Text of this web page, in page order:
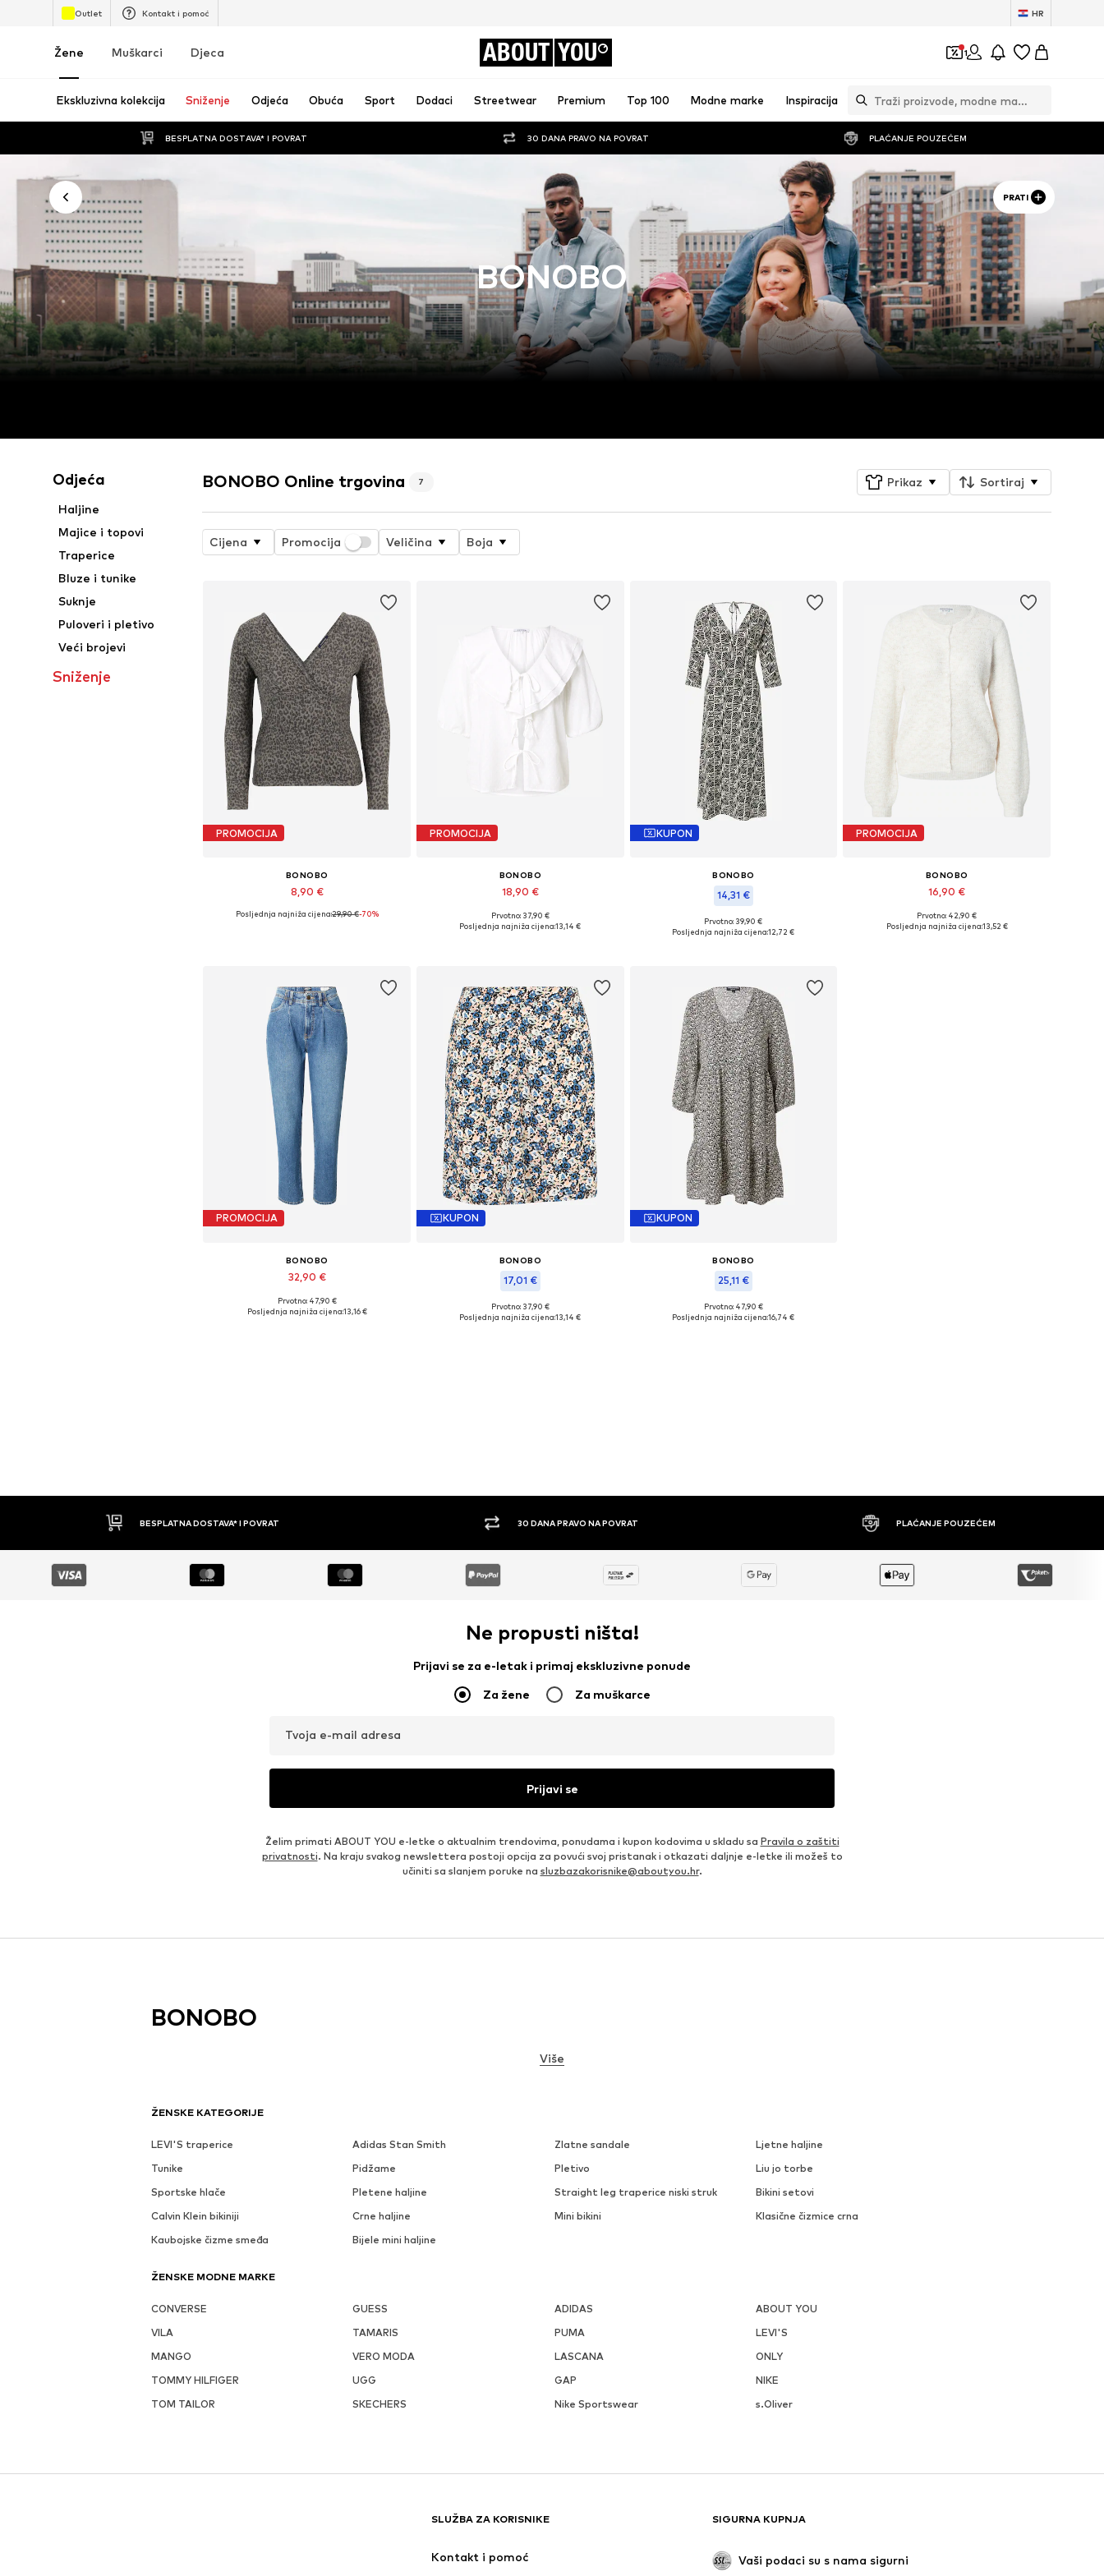
Outlet Kontakt i pomoć HR
Žene Muškarci Djeca ABOUT YOU 1
Ekskluzivna kolekcija Sniženje Odjeća Obuća Sport Dodaci Streetwear Premium Top 100 Modne marke Inspiracija
BESPLATNA DOSTAVA* I POVRAT 30 DANA PRAVO NA POVRAT PLAĆANJE POUZEĆEM
PRATI
BONOBO
Odjeća
Haljine
Majice i topovi
Traperice
Bluze i tunike
Suknje
Puloveri i pletivo
Veći brojevi
Sniženje
BONOBO Online trgovina 7 Prikaz Sortiraj
Cijena Promocija Veličina Boja
PROMOCIJA
BONOBO
8,90 €
Dostupne veličine: XS, S, L
Posljednja najniža cijena:29,90 €-70%
PROMOCIJA
BONOBO
18,90 €
Dostupne veličine: M, L
Prvotno: 37,90 €
Posljednja najniža cijena:13,14 €
KUPON
BONOBO
14,31 €
Dostupne veličine: 36
Prvotno: 39,90 €
Posljednja najniža cijena:12,72 €
PROMOCIJA
BONOBO
16,90 €
Dostupne veličine: XL
Prvotno: 42,90 €
Posljednja najniža cijena:13,52 €
PROMOCIJA
BONOBO
32,90 €
Dostupne veličine: 25-26
Prvotno: 47,90 €
Posljednja najniža cijena:13,16 €
KUPON
BONOBO
17,01 €
Dostupne veličine: 34
Prvotno: 37,90 €
Posljednja najniža cijena:13,14 €
KUPON
BONOBO
25,11 €
Dostupne veličine: 40
Prvotno: 47,90 €
Posljednja najniža cijena:16,74 €
BESPLATNA DOSTAVA* I POVRAT 30 DANA PRAVO NA POVRAT PLAĆANJE POUZEĆEM
Ne propusti ništa!
Prijavi se za e-letak i primaj ekskluzivne ponude
Za žene Za muškarce
Tvoja e-mail adresa
Prijavi se
Želim primati ABOUT YOU e-letke o aktualnim trendovima, ponudama i kupon kodovima u skladu sa Pravila o zaštiti
privatnosti. Na kraju svakog newslettera postoji opcija za povući svoj pristanak i otkazati daljnje e-letke ili možeš to
učiniti sa slanjem poruke na sluzbazakorisnike@aboutyou.hr.
ŽENSKE KATEGORIJE
LEVI'S traperice Adidas Stan Smith Zlatne sandale
Ljetne haljine
Tunike
Pidžame Pletivo
Liu jo torbe
Sportske hlače
Pletene haljine Straight leg traperice niski struk
Bikini setovi
Calvin Klein bikiniji
Crne haljine Mini bikini
Klasične čizmice crna
Kaubojske čizme smeđa
Bijele mini haljine
ŽENSKE MODNE MARKE
CONVERSE GUESS ADIDAS
ABOUT YOU
VILA
TAMARIS PUMA
LEVI'S
MANGO
VERO MODA LASCANA
ONLY
TOMMY HILFIGER
UGG GAP
NIKE
TOM TAILOR
SKECHERS Nike Sportswear s.Oliver
SLUŽBA ZA KORISNIKE
Kontakt i pomoć
SIGURNA KUPNJA
Vaši podaci su s nama sigurni
BONOBO
Više